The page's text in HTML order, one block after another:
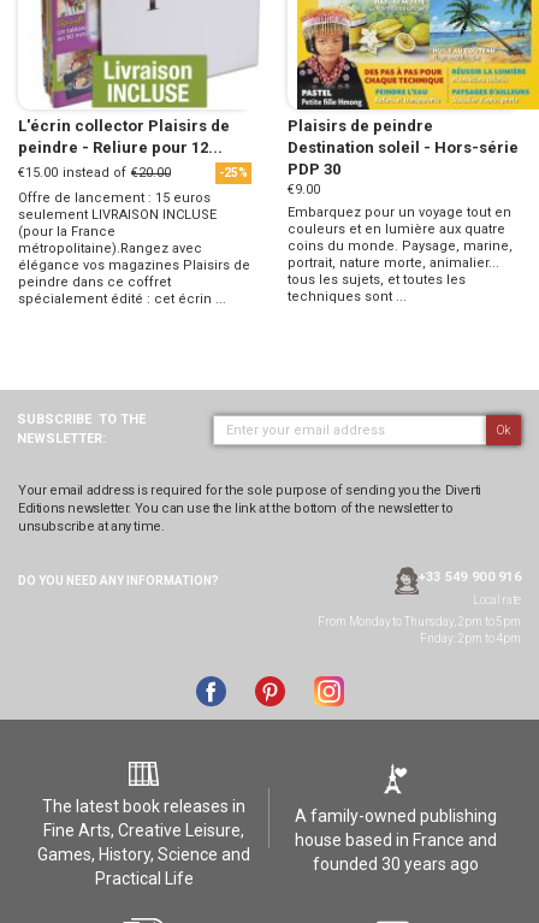
L'écrin collector Plaisirs de
peindre - Reliure pour 12...
€15.00 instead of €20.00 -25%
Offre de lancement : 15 euros
seulement LIVRAISON INCLUSE
(pour la France
métropolitaine).Rangez avec
élégance vos magazines Plaisirs de
peindre dans ce coffret
spécialement édité : cet écrin ...
Plaisirs de peindre
Destination soleil - Hors-série
PDP 30
€9.00
Embarquez pour un voyage tout en
couleurs et en lumière aux quatre
coins du monde. Paysage, marine,
portrait, nature morte, animalier...
tous les sujets, et toutes les
techniques sont ...
SUBSCRIBE TO THE
NEWSLETTER:
Ok
Your email address is required for the sole purpose of sending you the Diverti
Editions newsletter. You can use the link at the bottom of the newsletter to
unsubscribe at any time.
DO YOU NEED ANY INFORMATION? +33 549 900 916
Local rate
From Monday to Thursday, 2pm to 5pm
Friday: 2pm to 4pm
The latest book releases in
Fine Arts, Creative Leisure,
Games, History, Science and
Practical Life
A family-owned publishing
house based in France and
founded 30 years ago